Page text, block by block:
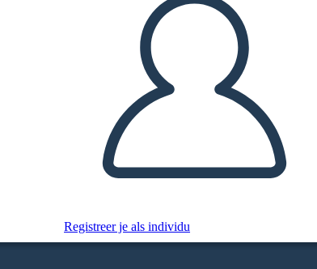
Registreer je als individu